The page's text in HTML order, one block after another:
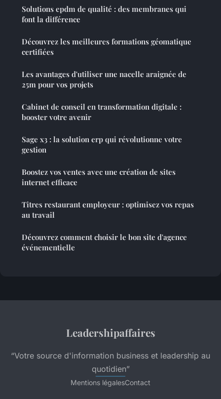
Solutions epdm de qualité : des membranes qui
font la différence
Découvrez les meilleures formations géomatique
certifiées
Les avantages d'utiliser une nacelle araignée de
25m pour vos projets
Cabinet de conseil en transformation digitale :
booster votre avenir
Sage x3 : la solution erp qui révolutionne votre
gestion
Boostez vos ventes avec une création de sites
internet efficace
Titres restaurant employeur : optimisez vos repas
au travail
Découvrez comment choisir le bon site d'agence
événementielle
Leadershipaffaires
“Votre source d'information business et leadership au
quotidien”
Mentions légalesContact